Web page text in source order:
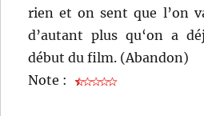
rien et on sent que l’on
d’autant plus qu‘on a
début du film. (Abandon)
Note :